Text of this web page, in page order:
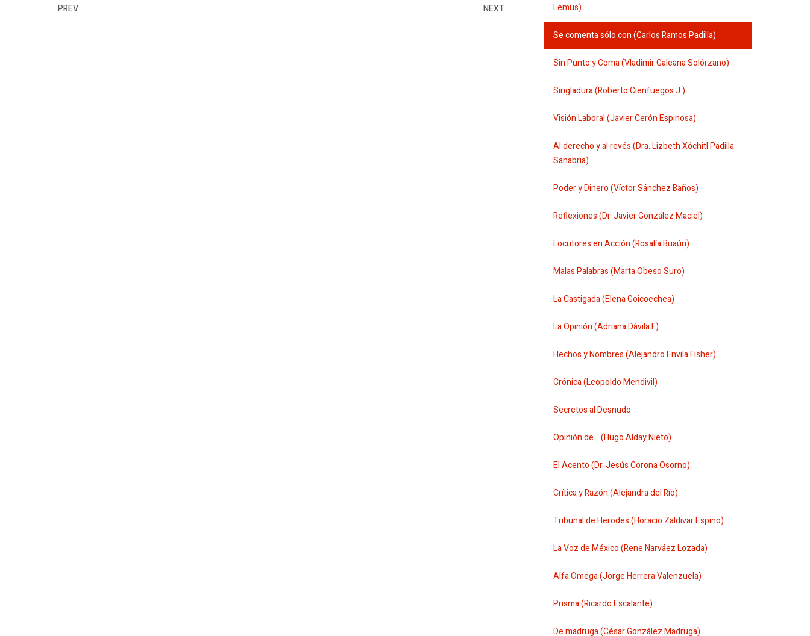
PREV NEXT
Lemus)
Se comenta sólo con (Carlos Ramos Padilla)
Sin Punto y Coma (Vladimir Galeana Solórzano)
Singladura (Roberto Cienfuegos J.)
Visión Laboral (Javier Cerón Espinosa)
Al derecho y al revés (Dra. Lizbeth Xóchitl Padilla
Sanabria)
Poder y Dinero (Víctor Sánchez Baños)
Reflexiones (Dr. Javier González Maciel)
Locutores en Acción (Rosalía Buaún)
Malas Palabras (Marta Obeso Suro)
La Castigada (Elena Goicoechea)
La Opinión (Adriana Dávila F)
Hechos y Nombres (Alejandro Envila Fisher)
Crónica (Leopoldo Mendivil)
Secretos al Desnudo
Opinión de... (Hugo Alday Nieto)
El Acento (Dr. Jesús Corona Osorno)
Crítica y Razón (Alejandra del Río)
Tribunal de Herodes (Horacio Zaldivar Espino)
La Voz de México (Rene Narváez Lozada)
Alfa Omega (Jorge Herrera Valenzuela)
Prisma (Ricardo Escalante)
De madruga (César González Madruga)